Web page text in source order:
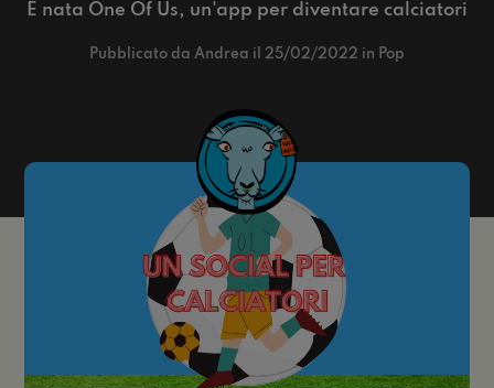
È nata One Of Us, un'app per diventare calciatori
Pubblicato da Andrea il 25/02/2022 in Pop